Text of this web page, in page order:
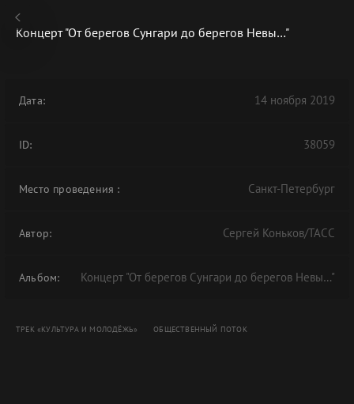
В АРХИВЕ
Концерт "От берегов Сунгари до берегов Невы…"
Дата: 14 ноября 2019
ID: 38059
Место проведения : Санкт-Петербург
Автор: Сергей Коньков/ТАСС
Альбом: Концерт "От берегов Сунгари до берегов Невы…"
ТРЕК «КУЛЬТУРА И МОЛОДЁЖЬ» ОБЩЕСТВЕННЫЙ ПОТОК